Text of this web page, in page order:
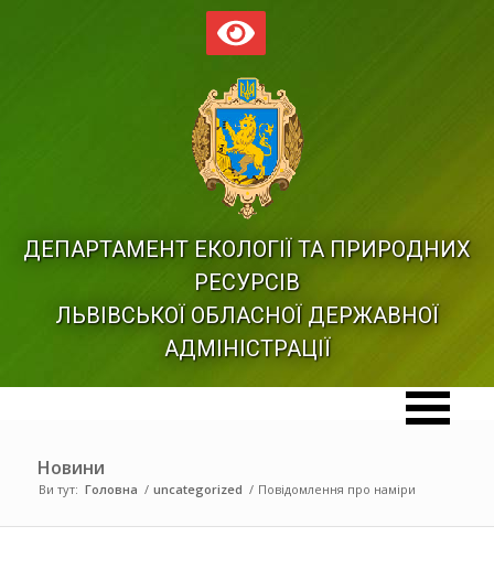
ДЕПАРТАМЕНТ ЕКОЛОГІЇ ТА ПРИРОДНИХ
РЕСУРСІВ
ЛЬВІВСЬКОЇ ОБЛАСНОЇ ДЕРЖАВНОЇ
АДМІНІСТРАЦІЇ
Новини
Ви тут: Головна / uncategorized / Повідомлення про наміри